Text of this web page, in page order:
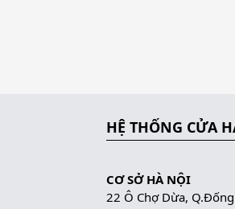
HỆ THỐNG CỬA
CƠ SỞ HÀ NỘI
22 Ô Chợ Dừa,